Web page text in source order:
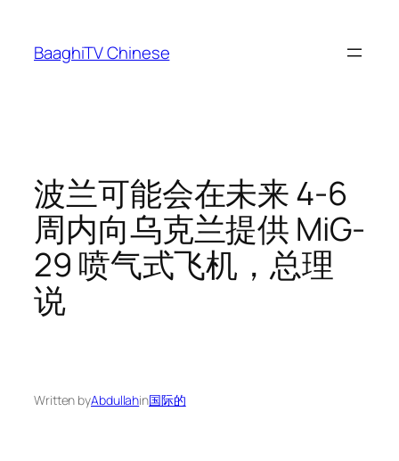
content
BaaghiTV Chinese
波兰可能会在未来 4-6
周内向乌克兰提供 MiG-
29 喷气式飞机，总理
说
Written byAbdullahin国际的